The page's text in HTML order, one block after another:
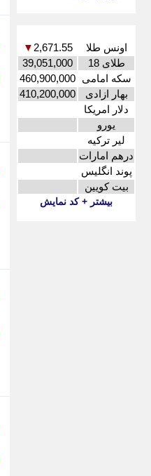
اونس طلا 2,671.55
▼
طلای 18
39,051,000
سکه امامی 460,900,000
بهار ازادی
410,200,000
دلار امریکا
یورو
لیر ترکیه
درهم امارات
پوند انگلیس
بیت کویین
بیشتر + کد نمایش